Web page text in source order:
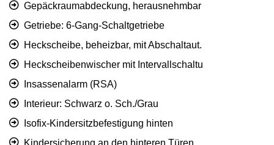
Gepäckraumabdeckung, herausnehmbar
Getriebe: 6-Gang-Schaltgetriebe
Heckscheibe, beheizbar, mit Abschaltaut.
Heckscheibenwischer mit Intervallschaltu
Insassenalarm (RSA)
Interieur: Schwarz o. Sch./Grau
Isofix-Kindersitzbefestigung hinten